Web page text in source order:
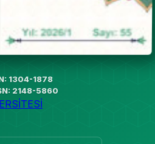
1304-1878
2148-5860